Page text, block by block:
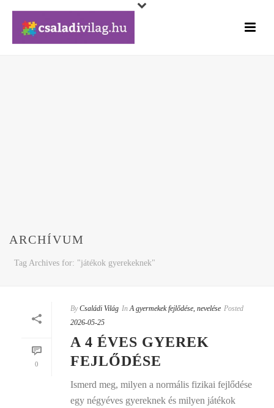
ARCHÍVUM
Tag Archives for: "játékok gyerekeknek"
0
By Családi Világ In A gyermekek fejlődése, nevelése Posted
2026-05-25
A 4 ÉVES GYEREK
FEJLŐDÉSE
Ismerd meg, milyen a normális fizikai fejlődése
egy négyéves gyereknek és milyen játékok